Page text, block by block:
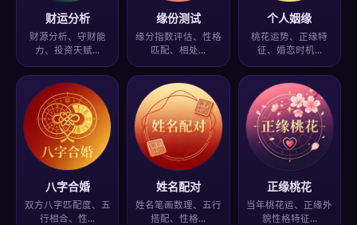
财运分析
财源分析、守财能
力、投资天赋…
缘份测试
缘分指数评估、性格
匹配、相处…
个人姻缘
桃花运势、正缘特
征、婚恋时机…
八字合婚
双方八字匹配度、五
行相合、性…
姓名配对
姓名笔画数理、五行
搭配、性格…
正缘桃花
当年桃花运、正缘外
貌性格特征…